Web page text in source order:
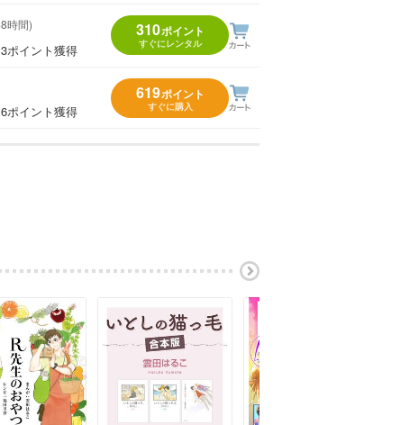
時間)
3ポイント獲得
310ポイント
すぐにレンタル
6ポイント獲得
619ポイント
すぐに購入